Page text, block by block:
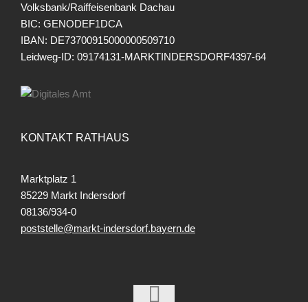
Volksbank/Raiffeisenbank Dachau
BIC: GENODEF1DCA
IBAN: DE73700915000000509710
Leidweg-ID: 09174131-MARKTINDERSDORF4397-64
KONTAKT RATHAUS
Marktplatz 1
85229 Markt Indersdorf
08136/934-0
poststelle@markt-indersdorf.bayern.de